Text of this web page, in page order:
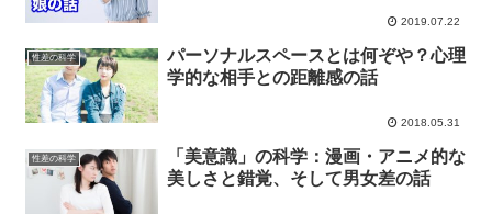
2019.07.22
性差の科学
パーソナルスペースとは何ぞや？心理
学的な相手との距離感の話
2018.05.31
性差の科学
「美意識」の科学：漫画・アニメ的な
美しさと錯覚、そして男女差の話